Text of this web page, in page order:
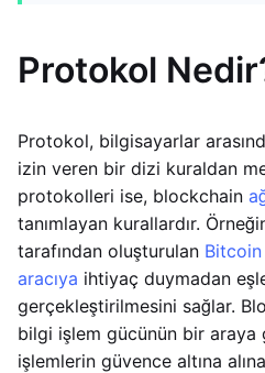
Protokol
Protokol, bilgisayarlar
izin veren bir dizi kuraldan
protokolleri ise, blockchain
tanımlayan kurallardır.
tarafından oluşturulan Bitcoin
aracıya ihtiyaç duymadan
gerçekleştirilmesini sağlar.
bilgi işlem gücünün bir araya
işlemlerin güvence altına